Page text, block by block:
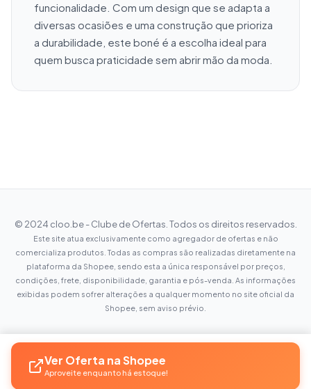
funcionalidade. Com um design que se adapta a
diversas ocasiões e uma construção que prioriza
a durabilidade, este boné é a escolha ideal para
quem busca praticidade sem abrir mão da moda.
Ver Oferta na Shopee
Aproveite enquanto há estoque!
© 2024 cloo.be - Clube de Ofertas. Todos os direitos reservados.
Este site atua exclusivamente como agregador de ofertas e não
comercializa produtos. Todas as compras são realizadas diretamente na
plataforma da Shopee, sendo esta a única responsável por preços,
condições, frete, disponibilidade, garantia e pós-venda. As informações
exibidas podem sofrer alterações a qualquer momento no site oficial da
Shopee, sem aviso prévio.